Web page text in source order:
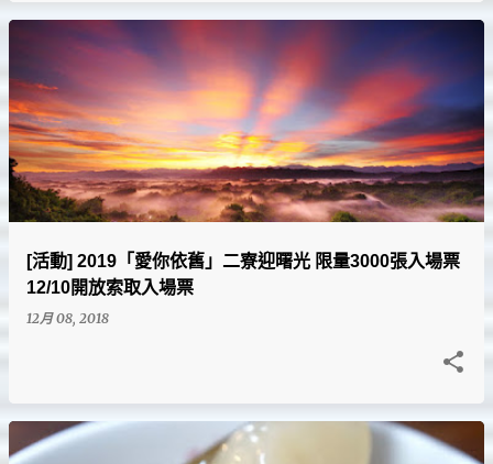
[活動] 2019「愛你依舊」二寮迎曙光 限量3000張入場票
12/10開放索取入場票
12月 08, 2018